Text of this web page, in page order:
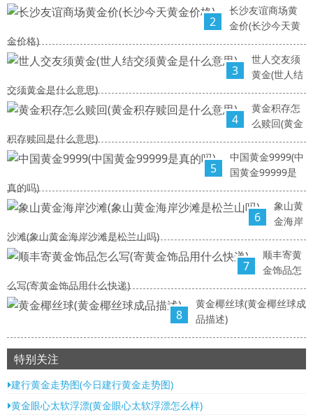
2
长沙友谊商场黄
金价(长沙今天黄
金价格)
3
世人交友须
黄金(世人结
交须黄金是什么意思)
4
黄金积存怎
么赎回(黄金
积存赎回是什么意思)
5
中国黄金9999(中
国黄金99999是
真的吗)
6
象山黄
金海岸
沙滩(象山黄金海岸沙滩是松兰山吗)
7
顺丰寄黄
金饰品怎
么写(寄黄金饰品用什么快递)
8
黄金椰丝球(黄金椰丝球成
品描述)
特别关注
建行黄金走势图(今日建行黄金走势图)
黄金眼心太软浮漂(黄金眼心太软浮漂怎么样)